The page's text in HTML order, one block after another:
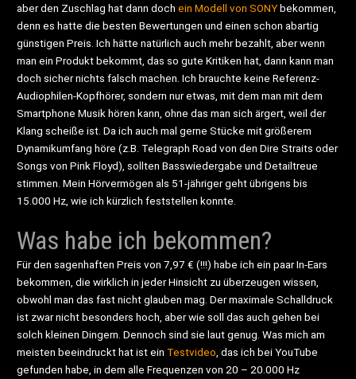
aber den Zuschlag hat dann dochein Modell von SONYbekommen,
denn es hatte die besten Bewertungen und einen schon abartig
günstigen Preis. Ich hätte natürlich auch mehr bezahlt, aber wenn
man ein Produkt bekommt, das so gute Kritiken hat, dann kann man
doch sicher nichts falsch machen. Ich brauchte keine Referenz-
Audiophilen-Kopfhörer, sondern nur etwas, mit dem man mit dem
Smartphone Musik hören kann, ohne das man sich ärgert, weil der
Klang scheiße ist. Da ich auch mal gerne Stücke mit größerem
Dynamikumfang höre (z.B. Telegraph Road von den Dire Straits oder
Songs von Pink Floyd), sollten Basswiedergabe und Detailtreue
stimmen. Mein Hörvermögen als 51-jähriger geht übrigens bis
15.000 Hz, wie ich kürzlich feststellen konnte.
Was habe ich bekommen?
Für den sagenhaften Preis von 7,97 € (!!!) habe ich ein paar In-Ears
bekommen, die wirklich in jeder Hinsicht zu überzeugen wissen,
obwohl man das fast nicht glauben mag. Der maximale Schalldruck
ist zwar nicht besonders hoch, aber wie soll das auch gehen bei
solch kleinen Dingern. Dennoch sind sie laut genug. Was mich am
meisten beeindruckt hat ist ein Testvideo , das ich bei YouTube
gefunden habe, in dem alle Frequenzen von 20 – 20.000 Hz